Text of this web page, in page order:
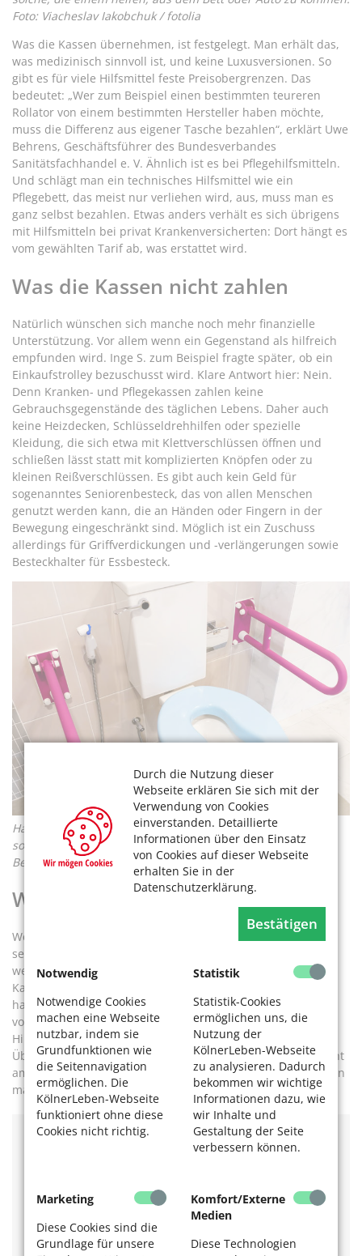
Durch die Nutzung dieser
Webseite erklären Sie sich mit der
Verwendung von Cookies
einverstanden. Detaillierte
Informationen über den Einsatz
von Cookies auf dieser Webseite
erhalten Sie in der
Datenschutzerklärung.
Bestätigen
Notwendig
Notwendige Cookies
machen eine Webseite
nutzbar, indem sie
Grundfunktionen wie
die Seitennavigation
ermöglichen. Die
KölnerLeben-Webseite
funktioniert ohne diese
Cookies nicht richtig.
Statistik
Statistik-Cookies
ermöglichen uns, die
Nutzung der
KölnerLeben-Webseite
zu analysieren. Dadurch
bekommen wir wichtige
Informationen dazu, wie
wir Inhalte und
Gestaltung der Seite
verbessern können.
Marketing
Diese Cookies sind die
Grundlage für unsere
Komfort/Externe
Medien
Diese Technologien
Foto: Viacheslav Iakobchuk / fotolia
Was die Kassen übernehmen, ist festgelegt. Man erhält das,
was medizinisch sinnvoll ist, und keine Luxusversionen. So
gibt es für viele Hilfsmittel feste Preisobergrenzen. Das
bedeutet: „Wer zum Beispiel einen bestimmten teureren
Rollator von einem bestimmten Hersteller haben möchte,
muss die Differenz aus eigener Tasche bezahlen“, erklärt Uwe
Behrens, Geschäftsführer des Bundesverbandes
Sanitätsfachhandel e. V. Ähnlich ist es bei Pflegehilfsmitteln.
Und schlägt man ein technisches Hilfsmittel wie ein
Pflegebett, das meist nur verliehen wird, aus, muss man es
ganz selbst bezahlen. Etwas anders verhält es sich übrigens
mit Hilfsmitteln bei privat Krankenversicherten: Dort hängt es
vom gewählten Tarif ab, was erstattet wird.
Was die Kassen nicht zahlen
Natürlich wünschen sich manche noch mehr finanzielle
Unterstützung. Vor allem wenn ein Gegenstand als hilfreich
empfunden wird. Inge S. zum Beispiel fragte später, ob ein
Einkaufstrolley bezuschusst wird. Klare Antwort hier: Nein.
Denn Kranken- und Pflegekassen zahlen keine
Gebrauchsgegenstände des täglichen Lebens. Daher auch
keine Heizdecken, Schlüsseldrehhilfen oder spezielle
Kleidung, die sich etwa mit Klettverschlüssen öffnen und
schließen lässt statt mit komplizierten Knöpfen oder zu
kleinen Reißverschlüssen. Es gibt auch kein Geld für
sogenanntes Seniorenbesteck, das von allen Menschen
genutzt werden kann, die an Händen oder Fingern in der
Bewegung eingeschränkt sind. Möglich ist ein Zuschuss
allerdings für Griffverdickungen und -verlängerungen sowie
Besteckhalter für Essbesteck.
Haltegriffe in der Dusche, neben Waschbecken und Toilette
sowie WC-Sitzerhöhungen – ein Plus an Sicherheit und
Bequemlichkeit im Bad. Foto: navintar / fotolia
Wer berät?
Wer unsicher ist, worauf er Anspruch hat, kann zunächst
seinen Arzt fragen: Ist dieser gut informiert, kann er
weiterhelfen. Am besten wendet man sich aber an seine
Kasse. Auch Wohlfahrtsverbände wie die Caritas und AWO
haben kostenlose Beratungsstellen. Da hängt es allerdings
von den Schwerpunkten ab, wie gut sich die Berater in der
Hilfsmittel-Materie auskennen. Wer sich erstmal einen
Überblick über die vielen Angebote machen möchte, besucht
am besten eines der vielen Sanitätshäuser in Köln. Dort kann
man sich umfangreich beraten lassen und vieles testen.
Wer über 75 Jahre alt ist, kann sich in den eigenen vier
Wänden durch einen„Präventiven Hausbesuch“
beraten lassen. Auch die
Seniorenberatungsstellen in
allen Bezirksrathäusern
helfen weiter.